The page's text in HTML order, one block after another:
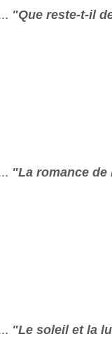
"Que reste-t-il
"La romance
"Le soleil et la